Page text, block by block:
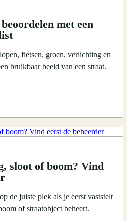
met een
fietsen, groen, verlichting en
bruikbaar beeld van een straat.
sloot of boom? Vind
de juiste plek als je eerst vaststelt
of straatobject beheert.